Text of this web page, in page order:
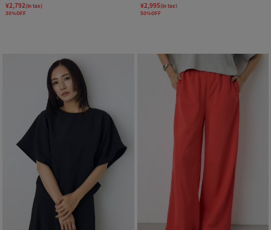
¥2,792(in tax)
30%OFF
¥2,995(in tax)
50%OFF